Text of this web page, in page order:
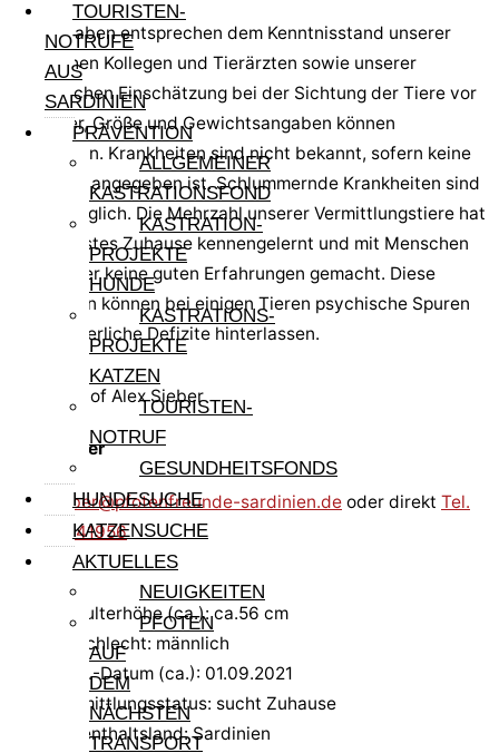
TOURISTEN-
NOTRUFE
AUS
SARDINIEN
PRÄVENTION
ALLGEMEINER
KASTRATIONSFOND
KASTRATION-
PROJEKTE
HUNDE
KASTRATIONS-
PROJEKTE
KATZEN
TOURISTEN-
NOTRUF
GESUNDHEITSFONDS
HUNDESUCHE
KATZENSUCHE
AKTUELLES
NEUIGKEITEN
PFOTEN
AUF
DEM
NÄCHSTEN
TRANSPORT
Alle Angaben entsprechen dem Kenntnisstand unserer
sardischen Kollegen und Tierärzten sowie unserer
persönlichen Einschätzung bei der Sichtung der Tiere vor
Ort. Alter, Größe und Gewichtsangaben können
abweichen. Krankheiten sind nicht bekannt, sofern keine
Krankheit angegeben ist. Schlummernde Krankheiten sind
immer möglich. Die Mehrzahl unserer Vermittlungstiere hat
nie ein festes Zuhause kennengelernt und mit Menschen
wenig oder keine guten Erfahrungen gemacht. Diese
Prägungen können bei einigen Tieren psychische Spuren
oder körperliche Defizite hinterlassen.
Alex Sieber
alex.sieber@pfotenfreunde-sardinien.de oder direkt Tel.
0170 9941956
Schulterhöhe (ca.): ca.56 cm
Geschlecht: männlich
Geb.-Datum (ca.): 01.09.2021
Vermittlungsstatus: sucht Zuhause
Aufenthaltsland: Sardinien